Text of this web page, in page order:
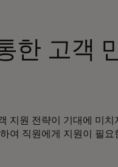
한 고객
지원 전략이 기대에 미치
여 직원에게 지원이 필요